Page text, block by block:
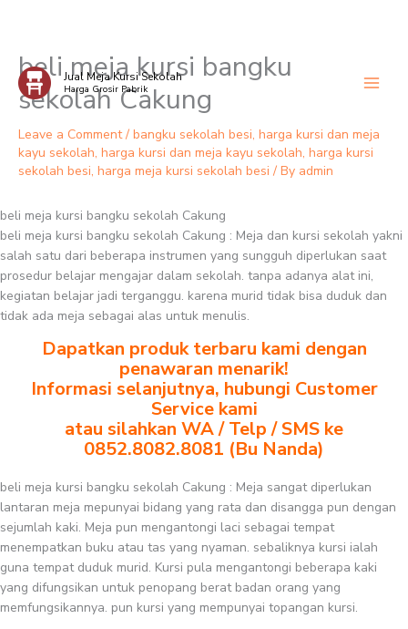
Skip
content
Jual Meja Kursi Sekolah
Harga Grosir Pabrik
beli meja kursi bangku
sekolah Cakung
Leave a Comment / bangku sekolah besi, harga kursi dan meja
kayu sekolah, harga kursi dan meja kayu sekolah, harga kursi
sekolah besi, harga meja kursi sekolah besi / By admin
beli meja kursi bangku sekolah Cakung
beli meja kursi bangku sekolah Cakung : Meja dan kursi sekolah yakni
salah satu dari beberapa instrumen yang sungguh diperlukan saat
prosedur belajar mengajar dalam sekolah. tanpa adanya alat ini,
kegiatan belajar jadi terganggu. karena murid tidak bisa duduk dan
tidak ada meja sebagai alas untuk menulis.
Dapatkan produk terbaru kami dengan
penawaran menarik!
Informasi selanjutnya, hubungi Customer
Service kami
atau silahkan WA / Telp / SMS ke
0852.8082.8081 (Bu Nanda)
beli meja kursi bangku sekolah Cakung : Meja sangat diperlukan
lantaran meja mepunyai bidang yang rata dan disangga pun dengan
sejumlah kaki. Meja pun mengantongi laci sebagai tempat
menempatkan buku atau tas yang nyaman. sebaliknya kursi ialah
guna tempat duduk murid. Kursi pula mengantongi beberapa kaki
yang difungsikan untuk penopang berat badan orang yang
memfungsikannya. pun kursi yang mempunyai topangan kursi.